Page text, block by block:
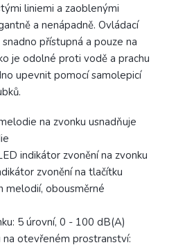
liniemi a zaoblenými
a nenápadně. Ovládací
přístupná a pouze na
je odolné proti vodě a prachu
upevnit pomocí samolepicí
na zvonku usnadňuje
indikátor zvonění na zvonku
zvonění na tlačítku
melodií, obousměrné
5 úrovní, 0 - 100 dB(A)
na otevřeném prostranství: